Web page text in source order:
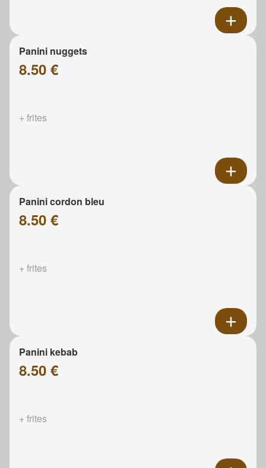
Panini nuggets
8.50 €
+ frites
Panini cordon bleu
8.50 €
+ frites
Panini kebab
8.50 €
+ frites